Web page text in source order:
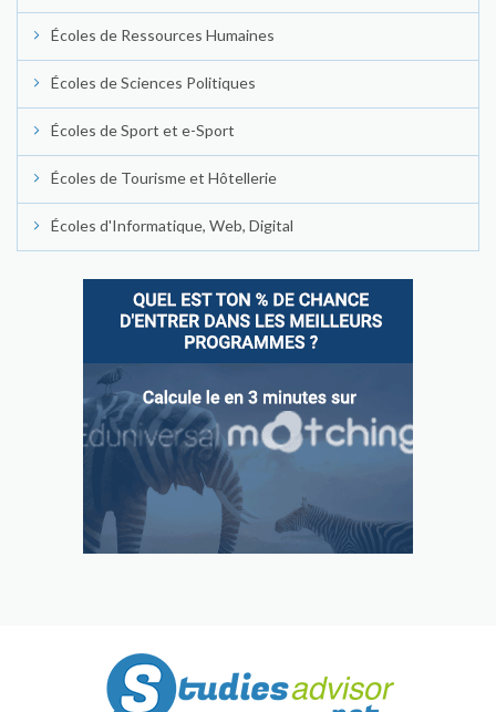
Écoles de Ressources Humaines
Écoles de Sciences Politiques
Écoles de Sport et e-Sport
Écoles de Tourisme et Hôtellerie
Écoles d'Informatique, Web, Digital